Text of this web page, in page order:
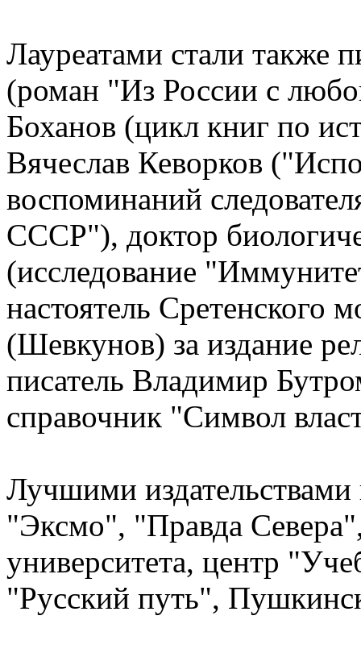
Лауреатами стали также
(роман "Из России с
Боханов (цикл книг по
Вячеслав Кеворков
воспоминаний
СССР"), доктор
(исследование
настоятель Сретенского
(Шевкунов) за издание
писатель Владимир
справочник "Символ
Лучшими
"Эксмо", "Правда
университета, центр
"Русский путь",